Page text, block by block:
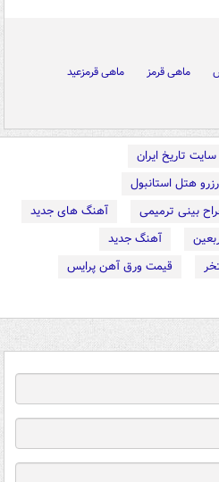
ماهی قرمز
ماهی قرمزعید
سایت تاریخ ایران
رزرو هتل استانبول
بینی ترمیمی
آهنگ های جدید
آهنگ جدید
قیمت ورق آهن پرایس